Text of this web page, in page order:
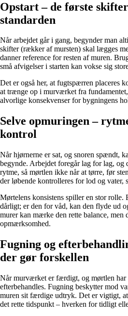
Opstart – de første
standarden
Når arbejdet går i gang, begynder man
skifter (rækker af mursten) skal lægges
danner reference for resten af muren.
små afvigelser i starten kan vokse sig
Det er også her, at fugtspærren placeres
at trænge op i murværket fra
alvorlige konsekvenser for bygningens
Selve opmuringen –
kontrol
Når hjørnerne er sat, og snoren spændt,
begynde. Arbejdet foregår lag for lag,
rytme, så mørtlen ikke når at tørre, før
der løbende kontrolleres for lod og vater,
Mørtelens konsistens spiller en stor rolle.
dårligt; er den for våd, kan den flyde ud
murer kan mærke den rette balance, men
opmærksomhed.
Fugning og
der gør forskellen
Når murværket er færdigt, og mørtlen har
efterbehandles. Fugning beskytter mod
muren sit færdige udtryk. Det er vigtigt,
det rette tidspunkt – hverken for tidligt